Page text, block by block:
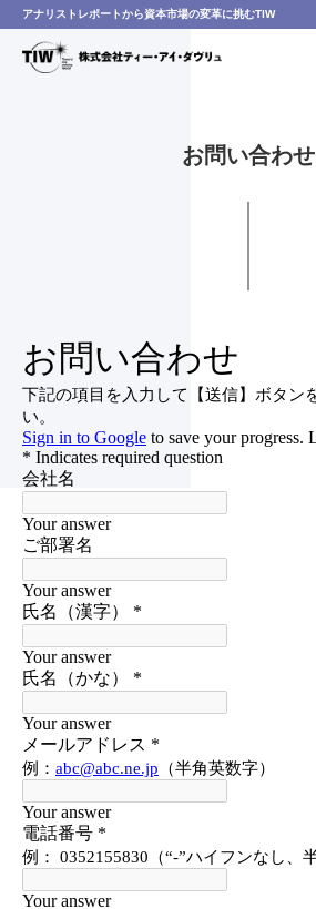
アナリストレポートから資本市場の変革に挑むTIW
お問い合わせ